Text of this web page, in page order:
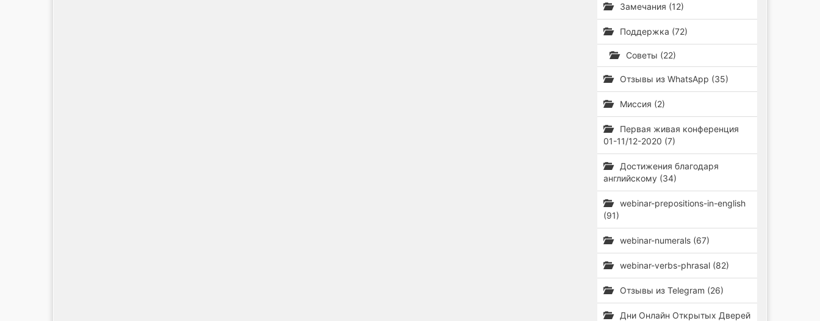
Замечания (12)
Поддержка (72)
Советы (22)
Отзывы из WhatsApp (35)
Миссия (2)
Первая живая конференция
01-11/12-2020 (7)
Достижения благодаря
английскому (34)
webinar-prepositions-in-english
(91)
webinar-numerals (67)
webinar-verbs-phrasal (82)
Отзывы из Telegram (26)
Дни Онлайн Открытых Дверей